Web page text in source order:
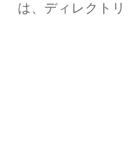
は、ディレクトリ